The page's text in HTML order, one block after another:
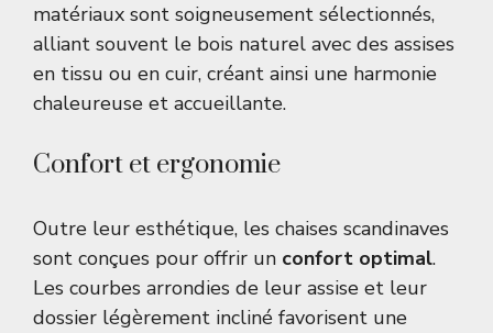
matériaux sont soigneusement sélectionnés,
alliant souvent le bois naturel avec des assises
en tissu ou en cuir, créant ainsi une harmonie
chaleureuse et accueillante.
Confort et ergonomie
Outre leur esthétique, les chaises scandinaves
sont conçues pour offrir un confort optimal.
Les courbes arrondies de leur assise et leur
dossier légèrement incliné favorisent une